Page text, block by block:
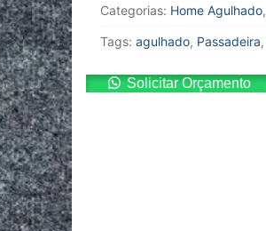
Categorias: Home Agulhado,
Tags: agulhado, Passadeira,
Solicitar Orçamento